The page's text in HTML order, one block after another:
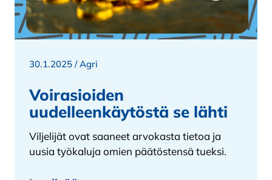
30.1.2025 /Agri
Voirasioiden
uudelleenkäytöstä se lähti
Viljelijät ovat saaneet arvokasta tietoa ja
uusia työkaluja omien päätöstensä tueksi.